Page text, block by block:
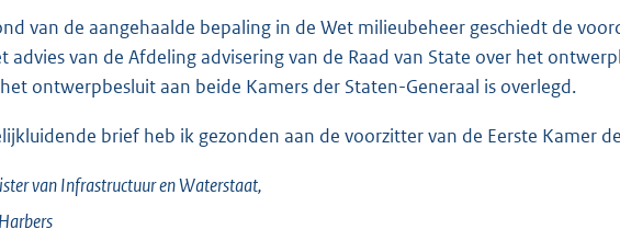
van de aangehaalde bepaling in de Wet milieubeheer geschiedt de
advies van de Afdeling advisering van de Raad van State over het
ontwerpbesluit aan beide Kamers der Staten-Generaal is overlegd.
brief heb ik gezonden aan de voorzitter van de Eerste Kamer
van Infrastructuur en Waterstaat,
Harbers